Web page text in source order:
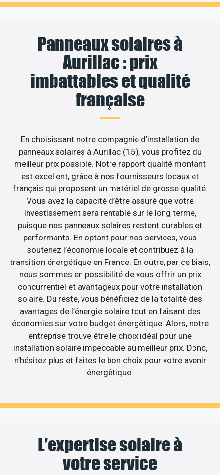
Panneaux solaires à
Aurillac : prix
imbattables et qualité
française
En choisissant notre compagnie d’installation de
panneaux solaires à Aurillac (15), vous profitez du
meilleur prix possible. Notre rapport qualité montant
est excellent, grâce à nos fournisseurs locaux et
français qui proposent un matériel de grosse qualité.
Vous avez la capacité d’être assuré que votre
investissement sera rentable sur le long terme,
puisque nos panneaux solaires restent durables et
performants. En optant pour nos services, vous
soutenez l’économie locale et contribuez à la
transition énergétique en France. En outre, par ce biais,
nous sommes en possibilité de vous offrir un prix
concurrentiel et avantageux pour votre installation
solaire. Du reste, vous bénéficiez de la totalité des
avantages de l’énergie solaire tout en faisant des
économies sur votre budget énergétique. Alors, notre
entreprise trouve être le choix idéal pour une
installation solaire impeccable au meilleur prix. Donc,
n’hésitez plus et faites le bon choix pour votre avenir
énergétique.
L’expertise solaire à
votre service